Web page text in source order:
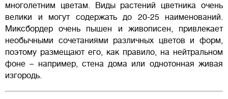
многолетним цветам. Виды растений цветника очень
велики и могут содержать до 20-25 наименований.
Миксбордер очень пышен и живописен, привлекает
необычными сочетаниями различных цветов и форм,
поэтому размещают его, как правило, на нейтральном
фоне – например, стена дома или однотонная живая
изгородь.